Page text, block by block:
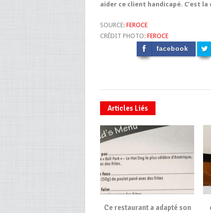
aider ce client handicapé. C’est
SOURCE: FEROCE
CRÉDIT PHOTO: FEROCE
facebook
Articles Liés
Ce restaurant a adapté son